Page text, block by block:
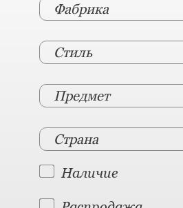
Фабрика
Стиль
Предмет
Страна
Наличие